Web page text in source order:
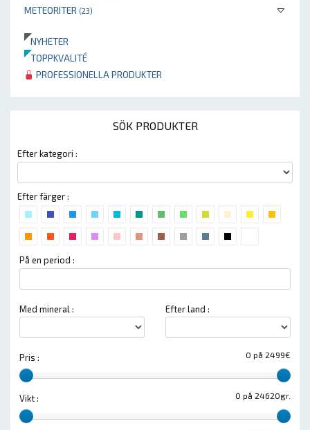
METEORITER (23)
NYHETER
TOPPKVALITÉ
PROFESSIONELLA PRODUKTER
SÖK PRODUKTER
Efter kategori :
Efter färger :
På en period :
Med mineral : Efter land :
0 på 2499€
Pris :
0 på 24620gr.
Vikt :